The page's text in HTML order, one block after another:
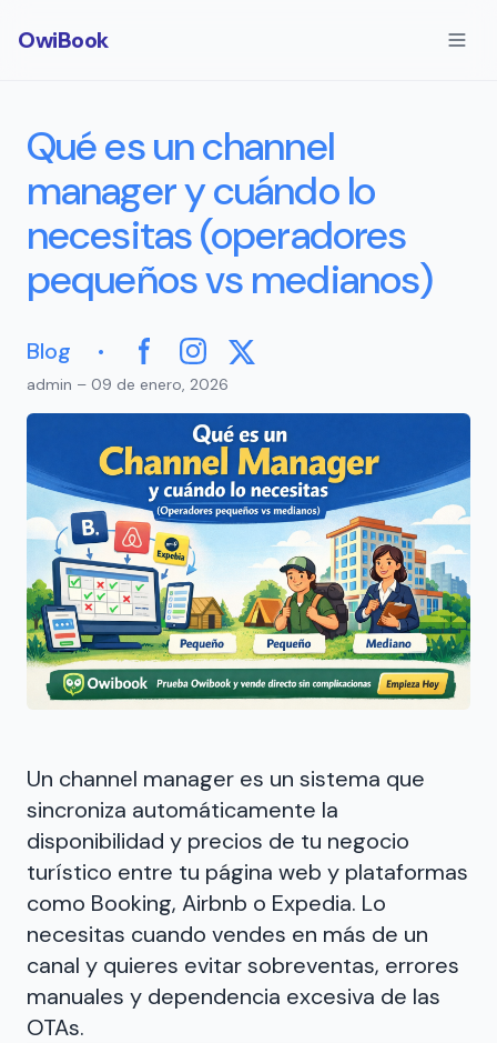
OwiBook
Qué es un channel
manager y cuándo lo
necesitas (operadores
pequeños vs medianos)
Blog · FacebookInstagram
admin – 09 de enero, 2026
Un channel manager es un sistema que
sincroniza automáticamente la
disponibilidad y precios de tu negocio
turístico entre tu página web y plataformas
como Booking, Airbnb o Expedia. Lo
necesitas cuando vendes en más de un
canal y quieres evitar sobreventas, errores
manuales y dependencia excesiva de las
OTAs.